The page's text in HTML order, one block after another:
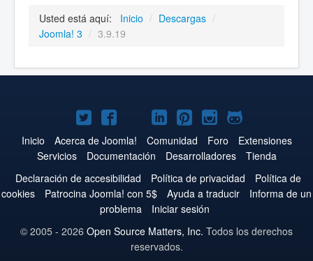
Usted está aquí: Inicio / Descargas /
Joomla! 3 / 3.9.19
Joomla!
en
Twitter
Joomla!
en
Facebook
Joomla!
en
YouTube
Joomla!
en
LinkedIn
Joomla!
en
Pinterest
Joomla!
en
Instagram
Joomla!
en
GitHub
Inicio Acerca de Joomla! Comunidad Foro
Extensiones
Servicios
Documentación Desarrolladores
Tienda
Declaración de accesibilidad
Política de privacidad
Política de
cookies
Patrocina Joomla! con 5$ Ayuda a traducir
Informa de un
problema
Iniciar sesión
© 2005 - 2026 Open Source Matters, Inc. Todos los derechos
reservados.